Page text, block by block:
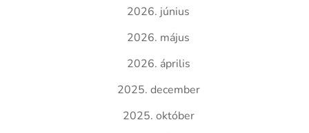
2026. június
2026. május
2026. április
2025. december
2025. október